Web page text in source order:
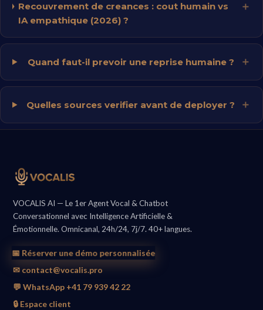
Recouvrement de creances : cout humain vs
IA empathique (2026) ?
Quand faut-il prevoir une reprise humaine ?
Quelles sources verifier avant de deployer ?
VOCALIS AI — Le 1er Agent Vocal & Chatbot
Conversationnel avec Intelligence Artificielle &
Émotionnelle. Omnicanal, 24h/24, 7j/7. 40+ langues.
📅 Réserver une démo personnalisée
✉ contact@vocalis.pro
💬 WhatsApp +41 79 939 42 22
🔒 Espace client